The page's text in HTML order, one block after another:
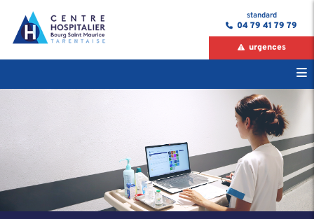
standard
04 79 41 79 79
urgences